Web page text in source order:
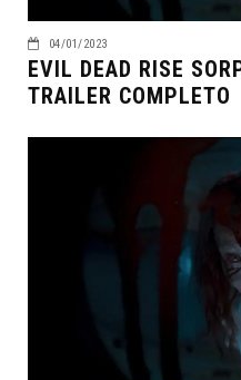
04/01/2023
EVIL DEAD RISE
TRAILER COMPLETO